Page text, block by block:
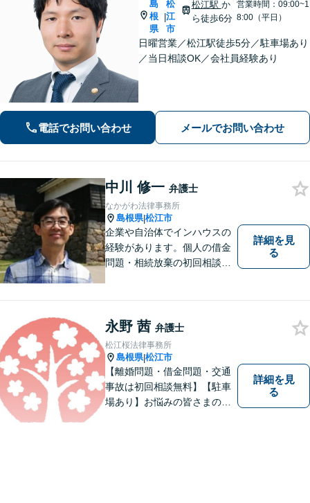
島
根
県
|
松
江
市
松江駅 か
ら徒歩6分
営業時間：09:00~1
8:00（平日）
日曜営業／松江駅徒歩5分／駐車場あり
／当日相談OK／会社員経験あり
電話でお問い合わせ メールでお問い合わせ
中川 修一 弁護士
なかがわ法律事務所
島根県|松江市
企業や自治体でインハウスの
経験があります。個人の借金
問題・相続放棄の初回相談
詳細を見
る
永野 茜 弁護士
松江桜法律事務所
島根県|松江市
【離婚問題・借金問題・交通
事故は初回相談無料】【駐車
場あり】お悩みの皆さまの気
詳細を見
る